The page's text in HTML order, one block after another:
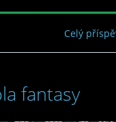
Celý
fantasy